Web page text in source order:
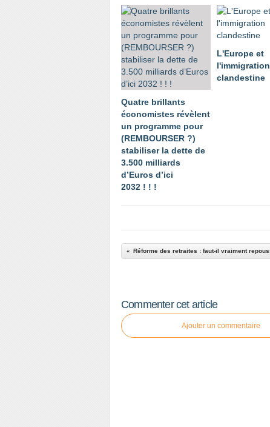
Quatre brillants
économistes révèlent
un programme pour
(REMBOURSER ?)
stabiliser la dette de
3.500 milliards
d’Euros d’ici
2032 ! ! !
L'Europe et
l'immigration
clandestine
Commenter cet article
Ajouter un commentaire